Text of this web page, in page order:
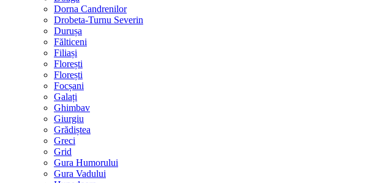
Dorna Candrenilor
Drobeta-Turnu Severin
Durușa
Fălticeni
Filiași
Florești
Florești
Focșani
Galați
Ghimbav
Giurgiu
Grădiștea
Greci
Grid
Gura Humorului
Gura Vadului